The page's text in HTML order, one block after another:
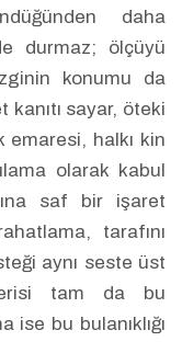
daha
durmaz; ölçüyü
konumu da
sayar, öteki
emaresi, halkı kin
olarak kabul
saf bir işaret
tarafını
aynı seste üst
tam da bu
ise bu bulanıklığı